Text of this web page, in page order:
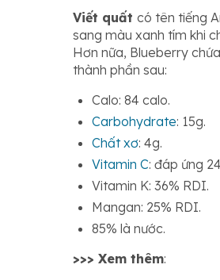
Viết quất có tên tiếng
sang màu xanh tím khi
Hơn nữa, Blueberry
thành phần sau:
Calo: 84 calo.
Carbohydrate: 15g.
Chất xơ: 4g.
Vitamin C: đáp ứng
Vitamin K: 36% RDI.
Mangan: 25% RDI.
85% là nước.
>>> Xem thêm: